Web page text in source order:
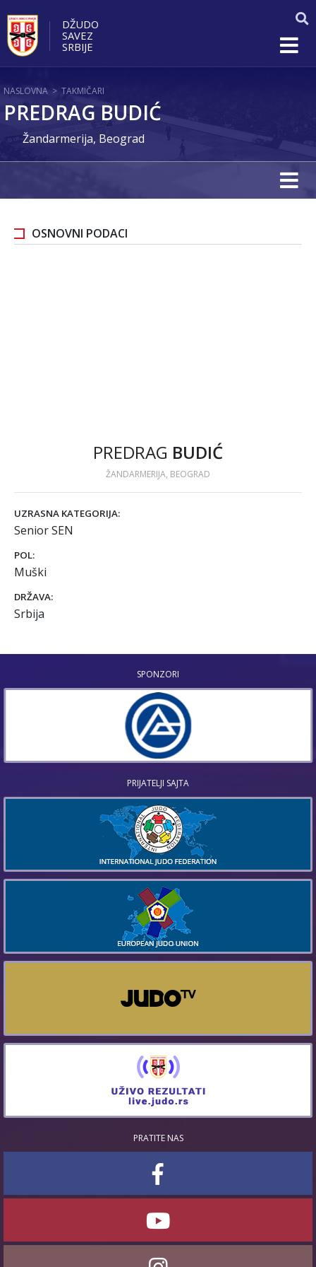
DŽUDO
SAVEZ
SRBIJE
NASLOVNA > TAKMIČARI
PREDRAG BUDIĆ
Žandarmerija, Beograd
OSNOVNI PODACI
PREDRAG BUDIĆ
ŽANDARMERIJA, BEOGRAD
UZRASNA KATEGORIJA:
Senior SEN
POL:
Muški
DRŽAVA:
Srbija
SPONZORI
PRIJATELJI SAJTA
PRATITE NAS